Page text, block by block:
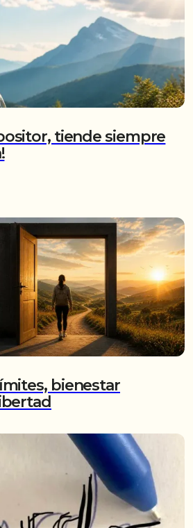
tiende siempre
bienestar